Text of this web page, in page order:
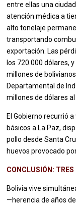
entre ellas una
atención médica a
alto tonelaje
transportando
exportación. Las
los 720.000 dólares,
millones de
Departamental de
millones de dólares al
El Gobierno recurrió
básicos a La Paz,
pollo desde Santa
huevos provocado
CONCLUSIÓN: TRES
Bolivia vive
—herencia de años